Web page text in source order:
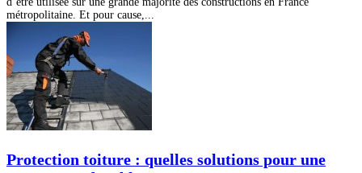
métropolitaine. Et pour cause,...
Protection toiture : quelles solutions pour une